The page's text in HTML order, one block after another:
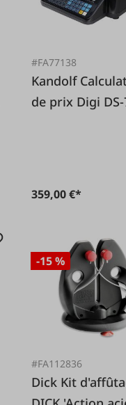
#FA77138
Kandolf Calculateur
de prix Digi DS-
359,00 €*
-15 %
#FA112836
Dick Kit d'affûtage